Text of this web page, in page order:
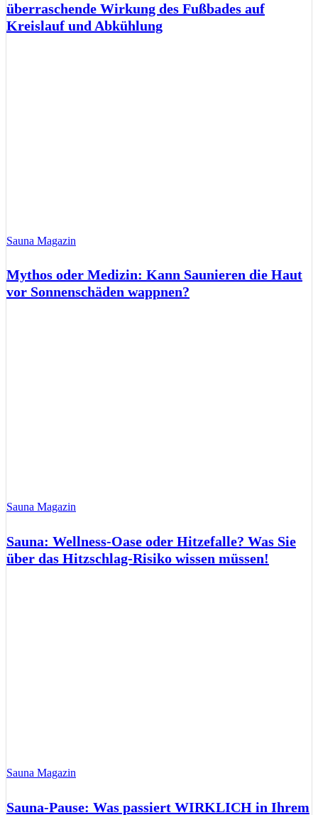
überraschende Wirkung des Fußbades auf
Kreislauf und Abkühlung
Sauna Magazin
Mythos oder Medizin: Kann Saunieren die Haut
vor Sonnenschäden wappnen?
Sauna Magazin
Sauna: Wellness-Oase oder Hitzefalle? Was Sie
über das Hitzschlag-Risiko wissen müssen!
Sauna Magazin
Sauna-Pause: Was passiert WIRKLICH in Ihrem